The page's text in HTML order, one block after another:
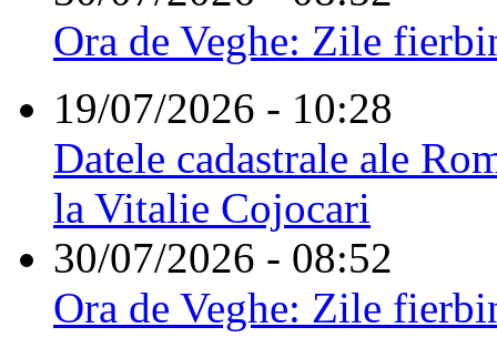
Ora de Veghe: Zile
19/07/2026 - 10:28
Datele cadastrale ale
la Vitalie Cojocari
30/07/2026 - 08:52
Ora de Veghe: Zile